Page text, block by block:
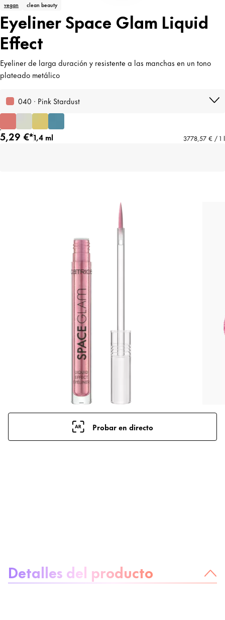
vegan clean beauty
Eyeliner Space Glam Liquid
Effect
Eyeliner de larga duración y resistente a las manchas en un tono
plateado metálico
040 · Pink Stardust
5,29 €*1,4 ml 3778,57 € / 1 l
Probar en directo
Detalles del producto